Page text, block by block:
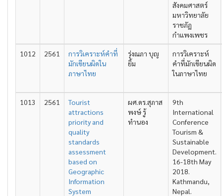
สังคมศาสตร์
มหาวิทยาลัย
ราชภัฏ
กำแพงเพชร
1012 2561
การวิเคราะห์คำที่
มักเขียนผิดใน
ภาษาไทย
รุ่งณภา บุญ
ยิ้ม
การวิเคราะห์
คำที่มักเขียนผิด
ในภาษาไทย
1013 2561
Tourist
attractions
priority and
quality
standards
assessment
based on
Geographic
Information
System
ผศ.ดร.สุภาส
พงษ์ รู้
ทำนอง
9th
International
Conference
Tourism &
Sustainable
Development.
16-18th May
2018.
Kathmandu,
Nepal.